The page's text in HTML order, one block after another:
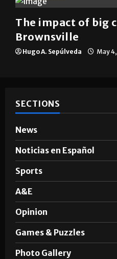
The impact of big
Brownsville
Hugo A. Sepúlveda May
SECTIONS
News
Noticias en Español
Sports
A&E
Opinion
Games & Puzzles
Photo Gallery